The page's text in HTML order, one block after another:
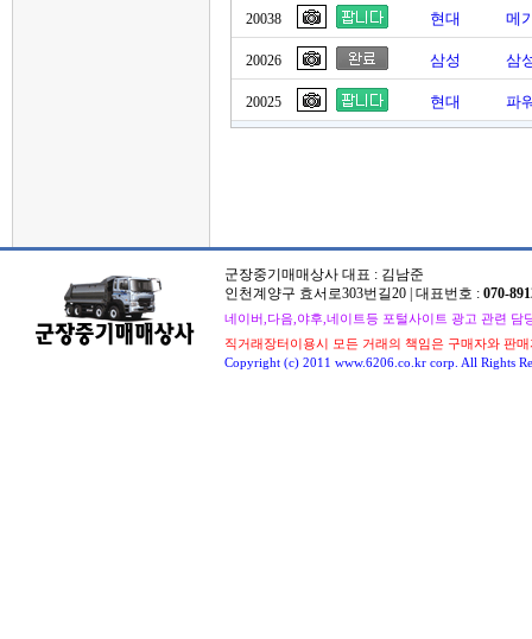
20038 현대 메
20026 삼성 삼
20025 현대 파
군장중기매매상사 대표 : 김남준
인천계양구 효서로303번길20 | 대표번호 : 070-
네이버,다음,야후,네이트등 포털사이트 광고 관련 담
직거래장터이용시 모든 거래의 책임은 구매자와 판
Copyright (c) 2011 www.6206.co.kr corp. All Rights